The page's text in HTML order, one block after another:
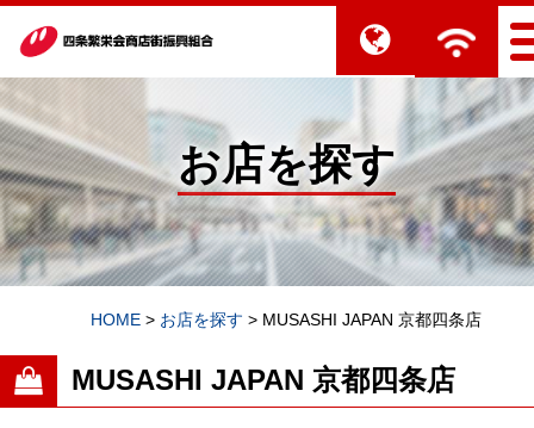
お店を探す
HOME > お店を探す > MUSASHI JAPAN 京都四条店
MUSASHI JAPAN 京都四条店